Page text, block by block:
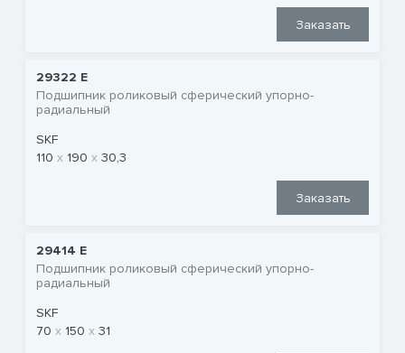
Заказать
29322 E
Подшипник роликовый сферический упорно-
радиальный
SKF
110
190 30,3
Заказать
29414 E
Подшипник роликовый сферический упорно-
радиальный
SKF
70
150 31